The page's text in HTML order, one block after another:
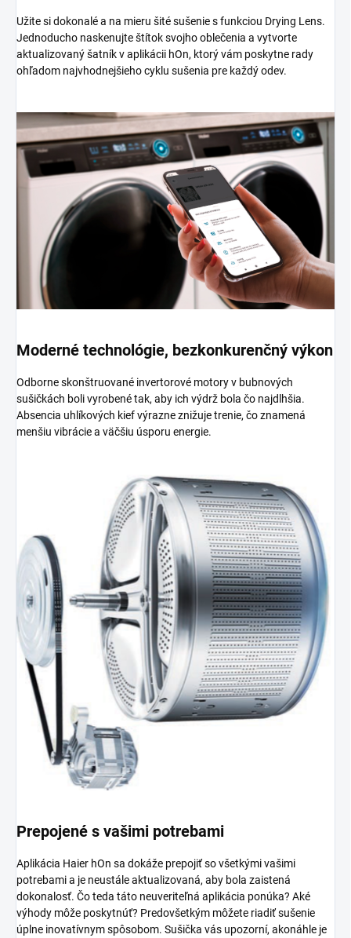
Užite si dokonalé a na mieru šité sušenie s funkciou Drying Lens.
Jednoducho naskenujte štítok svojho oblečenia a vytvorte
aktualizovaný šatník v aplikácii hOn, ktorý vám poskytne rady
ohľadom najvhodnejšieho cyklu sušenia pre každý odev.
Moderné technológie, bezkonkurenčný výkon
Odborne skonštruované invertorové motory v bubnových
sušičkách boli vyrobené tak, aby ich výdrž bola čo najdlhšia.
Absencia uhlíkových kief výrazne znižuje trenie, čo znamená
menšiu vibrácie a väčšiu úsporu energie.
Prepojené s vašimi potrebami
Aplikácia Haier hOn sa dokáže prepojiť so všetkými vašimi
potrebami a je neustále aktualizovaná, aby bola zaistená
dokonalosť. Čo teda táto neuveriteľná aplikácia ponúka? Aké
výhody môže poskytnúť? Predovšetkým môžete riadiť sušenie
úplne inovatívnym spôsobom. Sušička vás upozorní, akonáhle je